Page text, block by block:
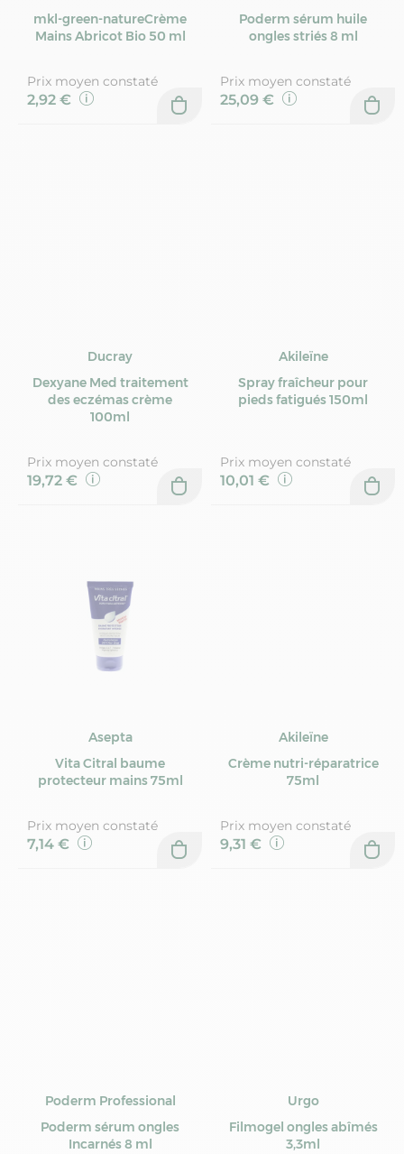
mkl-green-natureCrème
Mains Abricot Bio 50 ml
Prix moyen constaté
2,92 €
Poderm sérum huile
ongles striés 8 ml
Prix moyen constaté
25,09 €
Ducray
Dexyane Med traitement
des eczémas crème
100ml
Prix moyen constaté
19,72 €
Akileïne
Spray fraîcheur pour
pieds fatigués 150ml
Prix moyen constaté
10,01 €
Asepta
Vita Citral baume
protecteur mains 75ml
Prix moyen constaté
7,14 €
Akileïne
Crème nutri-réparatrice
75ml
Prix moyen constaté
9,31 €
Poderm Professional
Poderm sérum ongles
Incarnés 8 ml
Urgo
Filmogel ongles abîmés
3,3ml